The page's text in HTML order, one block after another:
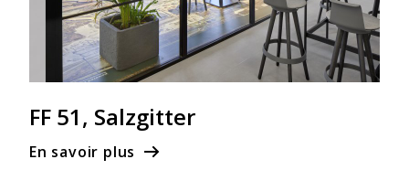
FF 51, Salzgitter
En savoir plus